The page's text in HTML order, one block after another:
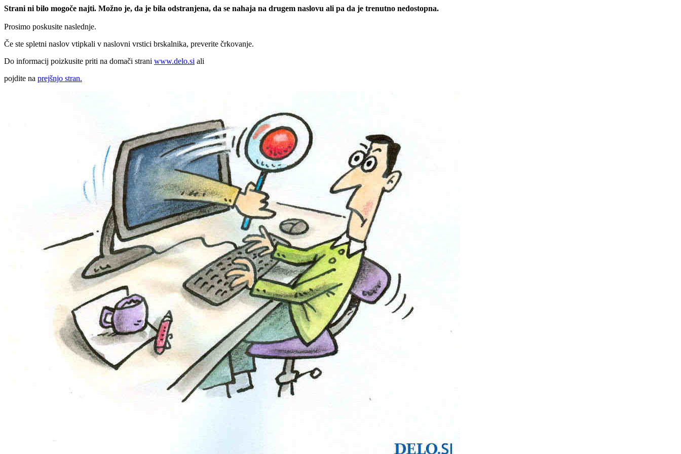
Strani ni bilo mogoče najti. Možno je, da je bila odstranjena, da se nahaja na drugem naslovu ali pa da je trenutno nedostopna.
Prosimo poskusite naslednje.
Če ste spletni naslov vtipkali v naslovni vrstici brskalnika, preverite črkovanje.
Do informacij poizkusite priti na domači strani www.delo.si ali
pojdite na prejšnjo stran.